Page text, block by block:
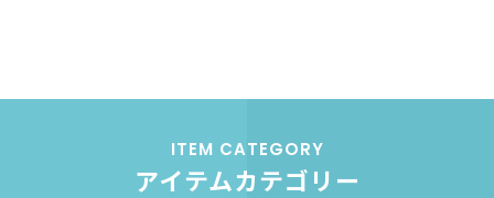
ITEM CATEGORY
アイテムカテゴリー